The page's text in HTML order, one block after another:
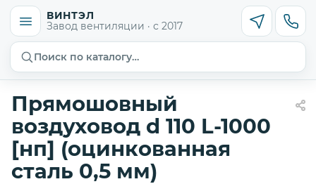
ВИНТЭЛ
Завод вентиляции · с 2017
Поиск по каталогу…
Прямошовный
воздуховод d 110 L-1000
[нп] (оцинкованная
сталь 0,5 мм)